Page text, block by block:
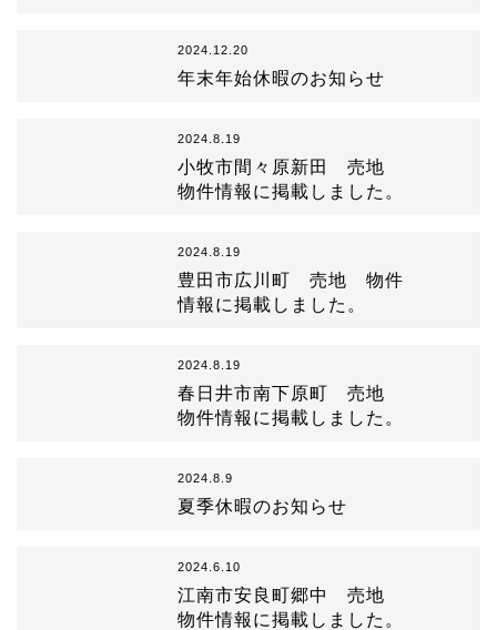
2024.12.20
年末年始休暇のお知らせ
2024.8.19
小牧市間々原新田 売地
物件情報に掲載しました。
2024.8.19
豊田市広川町 売地 物件
情報に掲載しました。
2024.8.19
春日井市南下原町 売地
物件情報に掲載しました。
2024.8.9
夏季休暇のお知らせ
2024.6.10
江南市安良町郷中 売地
物件情報に掲載しました。